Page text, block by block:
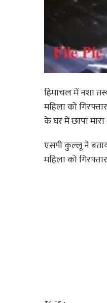
हिमाचल में नशा
महिला को
के घर में छापा
एसपी कुल्लू ने
महिला को